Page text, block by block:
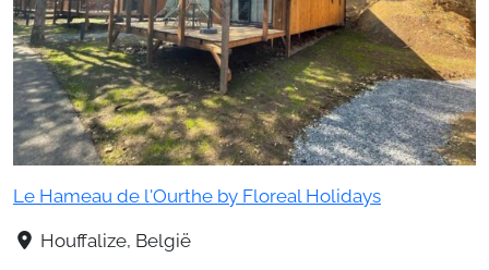
Le Hameau de l'Ourthe by Floreal Holidays
Houffalize, België